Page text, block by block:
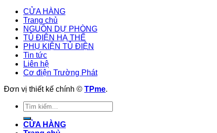
CỬA HÀNG
Trang chủ
NGUỒN DỰ PHÒNG
TỦ ĐIỆN HẠ THẾ
PHỤ KIỆN TỦ ĐIỆN
Tin tức
Liên hệ
Cơ điện Trường Phát
Đơn vị thiết kế chính © TPme.
Tìm
kiếm:
CỬA HÀNG